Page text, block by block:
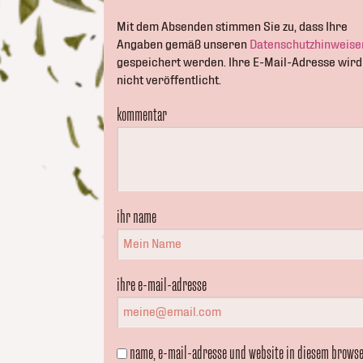
Mit dem Absenden stimmen Sie zu, dass Ihre
Angaben gemäß unseren
gespeichert werden. Ihre E-Mail-Adresse wird
nicht veröffentlicht.
kommentar
ihr name
ihre e-mail-adresse
name, e-mail-adresse und website in diesem